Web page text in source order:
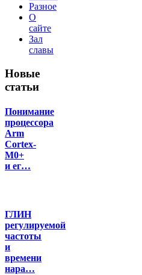
Разное
О
сайте
Зал
славы
Новые
статьи
Понимание
процессора
Arm
Cortex-
M0+
и ег…
ГЛИН
регулируемой
частоты
и
времени
нара…